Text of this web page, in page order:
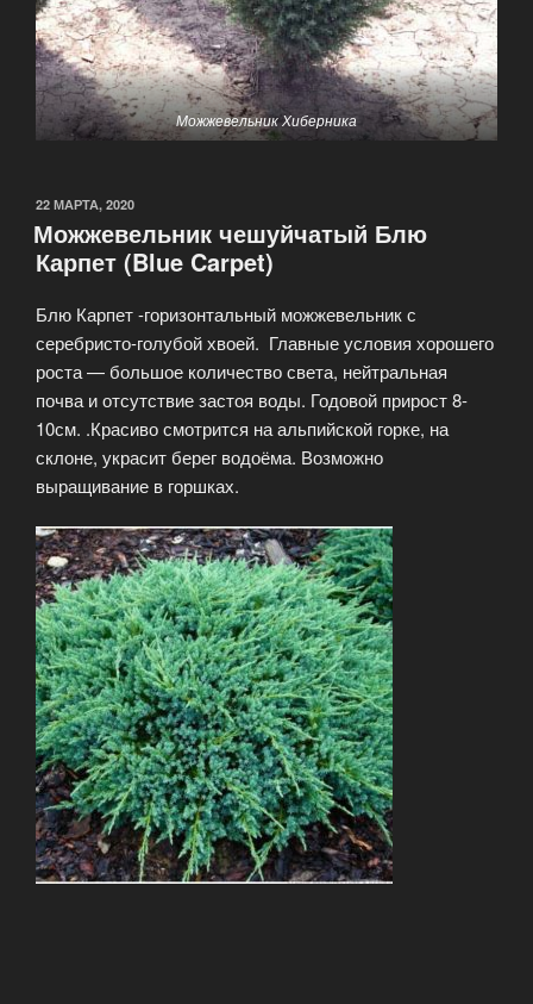
Можжевельник Хиберника
22 МАРТА, 2020
Можжевельник чешуйчатый Блю
Карпет (Blue Carpet)
Блю Карпет -горизонтальный можжевельник с
серебристо-голубой хвоей. Главные условия хорошего
роста — большое количество света, нейтральная
почва и отсутствие застоя воды. Годовой прирост 8-
10см. .Красиво смотрится на альпийской горке, на
склоне, украсит берег водоёма. Возможно
выращивание в горшках.